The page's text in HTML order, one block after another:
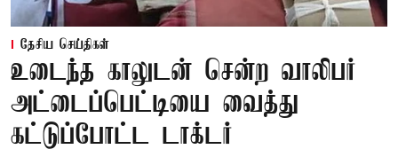
தேசிய செய்திகள்
உடைந்த காலுடன் சென்ற வாலிபர்
அட்டைப்பெட்டியை வைத்து
கட்டுப்போட்ட டாக்டர்